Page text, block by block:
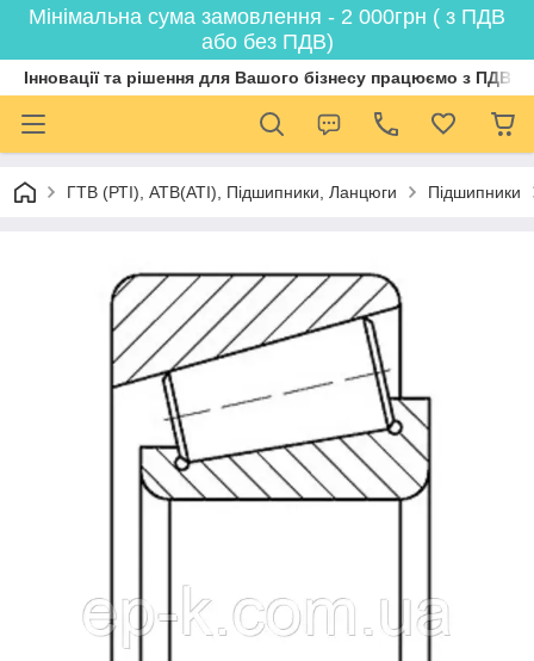
Мінімальна сума замовлення - 2 000грн ( з ПДВ
або без ПДВ)
Інновації та рішення для Вашого бізнесу працюємо з ПДВ
ГТВ (РТI), АТВ(АТI), Пiдшипники, Ланцюги Підшипники